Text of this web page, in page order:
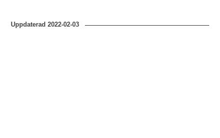
Uppdaterad2022-02-03